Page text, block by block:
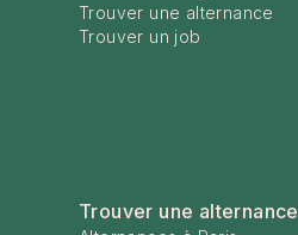
Trouver une alternance
Trouver un job
Trouver une alternance